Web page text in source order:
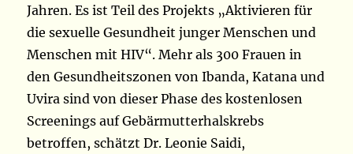
Jahren. Es ist Teil des Projekts „Aktivieren für
die sexuelle Gesundheit junger Menschen und
Menschen mit HIV“. Mehr als 300 Frauen in
den Gesundheitszonen von Ibanda, Katana und
Uvira sind von dieser Phase des kostenlosen
Screenings auf Gebärmutterhalskrebs
betroffen, schätzt Dr. Leonie Saidi,